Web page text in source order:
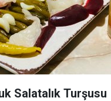
Salatalık Turşusu